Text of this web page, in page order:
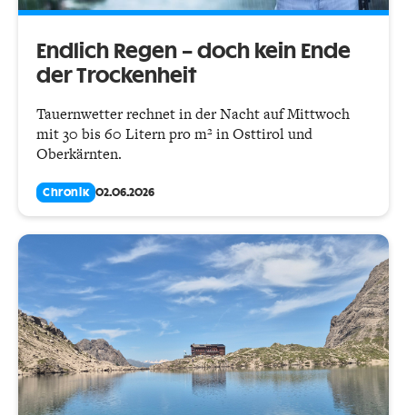
Endlich Regen – doch kein Ende
der Trockenheit
Tauernwetter rechnet in der Nacht auf Mittwoch
mit 30 bis 60 Litern pro m² in Osttirol und
Oberkärnten.
Chronik 02.06.2026